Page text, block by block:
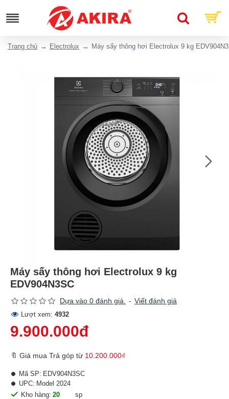
Trang chủ Electrolux Máy sấy thông hơi Electrolux 9 kg
Máy sấy thông hơi Electrolux 9 kg
EDV904N3SC
Dựa vào 0 đánh giá. - Viết đánh giá
Lượt xem: 4932
9.900.000đ
🔖 Giá mua Trả góp từ 10.200.000₫
Kho hàng: 20
sp
Mã SP: EDV904N3SC
UPC: Model 2024